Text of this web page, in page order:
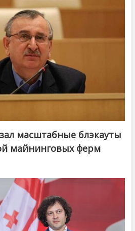
масштабные блэкауты
майнинговых ферм